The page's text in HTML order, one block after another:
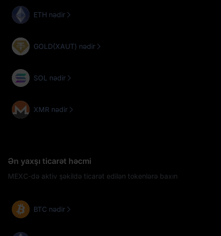
ETH nədir
GOLD(XAUT) nədir
SOL nədir
XMR nədir
Ən yaxşı ticarət həcmi
MEXC-də aktiv şəkildə ticarət edilən tokenlərə baxın
BTC nədir